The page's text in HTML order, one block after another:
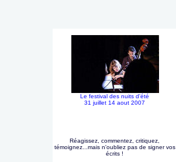
Le festival des nuits d'été
31 juillet 14 aout 2007
Réagissez, commentez, critiquez,
témoignez...mais n'oubliez pas de signer vos
écrits !